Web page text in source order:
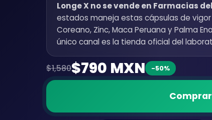
Longe X no se vende en Farmacias
estados maneja estas cápsulas de vigor
Coreano, Zinc, Maca Peruana y Palma
único canal es la tienda oficial del
$1,580$790 MXN -50%